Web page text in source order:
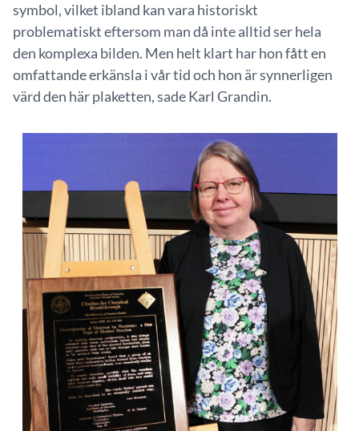
symbol, vilket ibland kan vara historiskt
problematiskt eftersom man då inte alltid ser hela
den komplexa bilden. Men helt klart har hon fått en
omfattande erkänsla i vår tid och hon är synnerligen
värd den här plaketten, sade Karl Grandin.